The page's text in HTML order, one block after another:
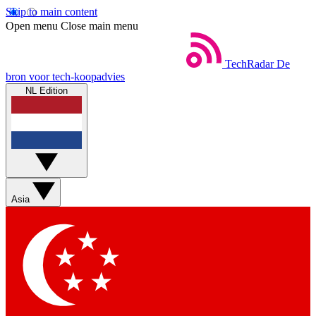
Skip to main content
Open menu Close main menu
TechRadar De
bron voor tech-koopadvies
NL Edition
Asia